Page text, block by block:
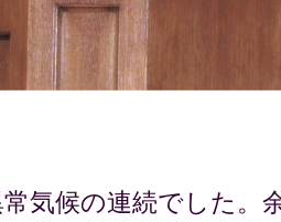
気候の連続でした。